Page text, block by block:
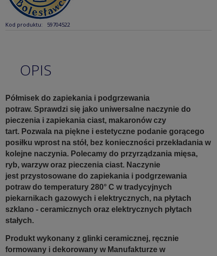
Kod produktu: 59704522
OPIS
Półmisek do zapiekania i podgrzewania
potraw. Sprawdzi się jako uniwersalne naczynie do
pieczenia i zapiekania ciast, makaronów czy
tart. Pozwala na piękne i estetyczne podanie gorącego
posiłku wprost na stół, bez konieczności przekładania w
kolejne naczynia. Polecamy do przyrządzania mięsa,
ryb, warzyw oraz pieczenia ciast. Naczynie
jest przystosowane do zapiekania i podgrzewania
potraw do temperatury 280° C w tradycyjnych
piekarnikach gazowych i elektrycznych, na płytach
szklano - ceramicznych oraz elektrycznych płytach
stałych.
Produkt wykonany z glinki ceramicznej, ręcznie
formowany i dekorowany w Manufakturze w